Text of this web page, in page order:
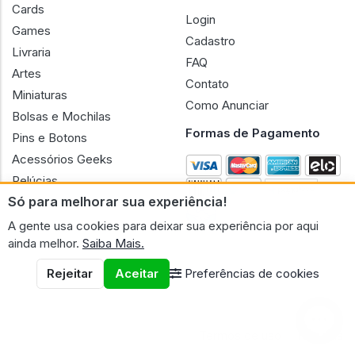
Só para melhorar sua experiência!
A gente usa cookies para deixar sua experiência por aqui
ainda melhor. Saiba Mais.
Rejeitar
Aceitar Preferências de cookies
Cards
Games
Livraria
Artes
Miniaturas
Bolsas e Mochilas
Pins e Botons
Acessórios Geeks
Pelúcias
Bonecas
Login
Cadastro
FAQ
Contato
Como Anunciar
Formas de Pagamento